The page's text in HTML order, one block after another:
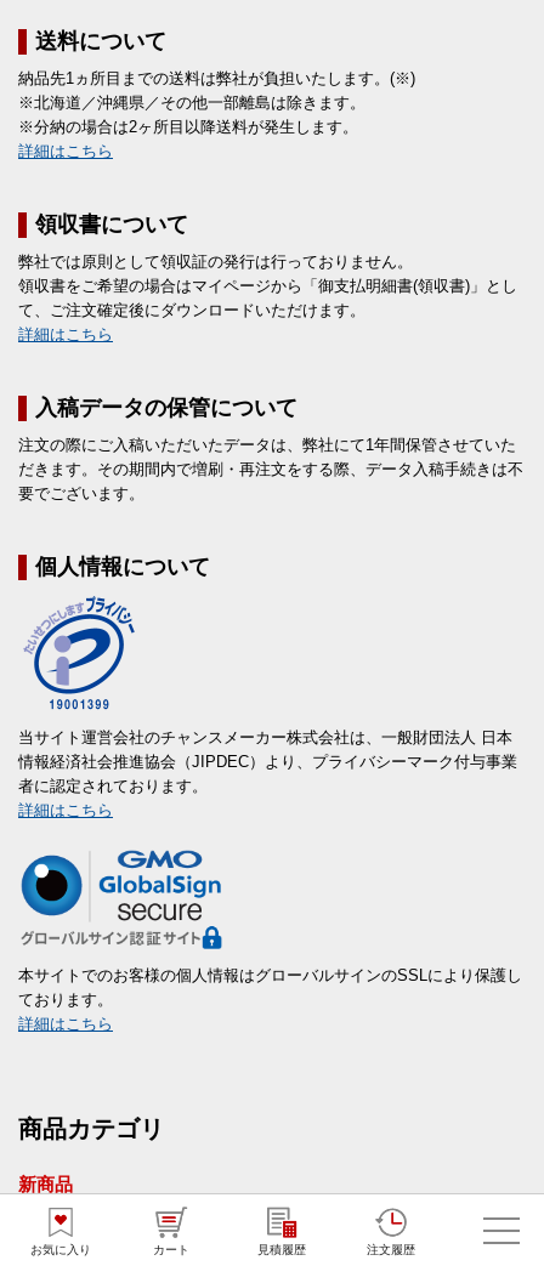
お気に入り カート 見積履歴 注文履歴
送料について
納品先1ヵ所目までの送料は弊社が負担いたします。(※)
※北海道／沖縄県／その他一部離島は除きます。
※分納の場合は2ヶ所目以降送料が発生します。
詳細はこちら
領収書について
弊社では原則として領収証の発行は行っておりません。
領収書をご希望の場合はマイページから「御支払明細書(領収書)」とし
て、ご注文確定後にダウンロードいただけます。
詳細はこちら
入稿データの保管について
注文の際にご入稿いただいたデータは、弊社にて1年間保管させていた
だきます。その期間内で増刷・再注文をする際、データ入稿手続きは不
要でございます。
個人情報について
当サイト運営会社のチャンスメーカー株式会社は、一般財団法人 日本
情報経済社会推進協会（JIPDEC）より、プライバシーマーク付与事業
者に認定されております。
詳細はこちら
本サイトでのお客様の個人情報はグローバルサインのSSLにより保護し
ております。
詳細はこちら
商品カテゴリ
新商品
短納期ノベルティ(1～7営業日出荷)